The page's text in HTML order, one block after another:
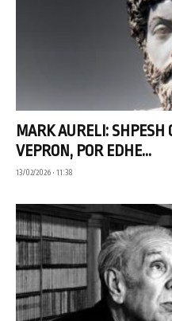
MARK AURELI: SHPESH
VEPRON, POR EDHE...
13/02/2026 • 11:38